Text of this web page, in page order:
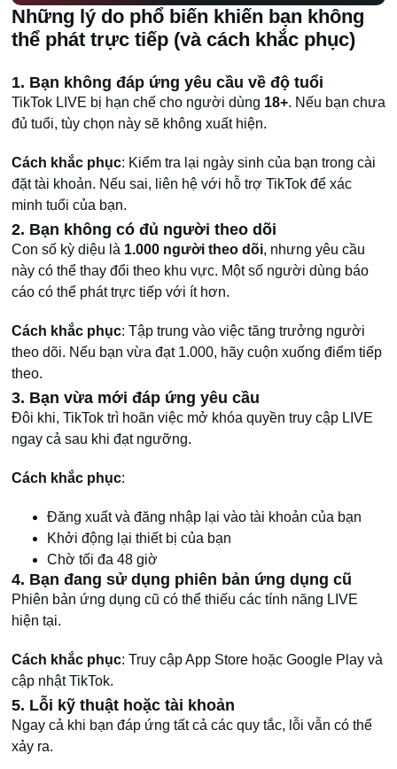
Những lý do phổ biến khiến bạn không
thể phát trực tiếp (và cách khắc phục)
1. Bạn không đáp ứng yêu cầu về độ tuổi
TikTok LIVE bị hạn chế cho người dùng 18+. Nếu bạn chưa
đủ tuổi, tùy chọn này sẽ không xuất hiện.
Cách khắc phục: Kiểm tra lại ngày sinh của bạn trong cài
đặt tài khoản. Nếu sai, liên hệ với hỗ trợ TikTok để xác
minh tuổi của bạn.
2. Bạn không có đủ người theo dõi
Con số kỳ diệu là 1.000 người theo dõi, nhưng yêu cầu
này có thể thay đổi theo khu vực. Một số người dùng báo
cáo có thể phát trực tiếp với ít hơn.
Cách khắc phục: Tập trung vào việc tăng trưởng người
theo dõi. Nếu bạn vừa đạt 1.000, hãy cuộn xuống điểm tiếp
theo.
3. Bạn vừa mới đáp ứng yêu cầu
Đôi khi, TikTok trì hoãn việc mở khóa quyền truy cập LIVE
ngay cả sau khi đạt ngưỡng.
Cách khắc phục:
Đăng xuất và đăng nhập lại vào tài khoản của bạn
Khởi động lại thiết bị của bạn
Chờ tối đa 48 giờ
4. Bạn đang sử dụng phiên bản ứng dụng cũ
Phiên bản ứng dụng cũ có thể thiếu các tính năng LIVE
hiện tại.
Cách khắc phục: Truy cập App Store hoặc Google Play và
cập nhật TikTok.
5. Lỗi kỹ thuật hoặc tài khoản
Ngay cả khi bạn đáp ứng tất cả các quy tắc, lỗi vẫn có thể
xảy ra.